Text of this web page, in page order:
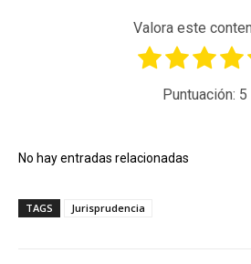
Valora este
Puntuación: 5
No hay entradas relacionadas
TAGS Jurisprudencia